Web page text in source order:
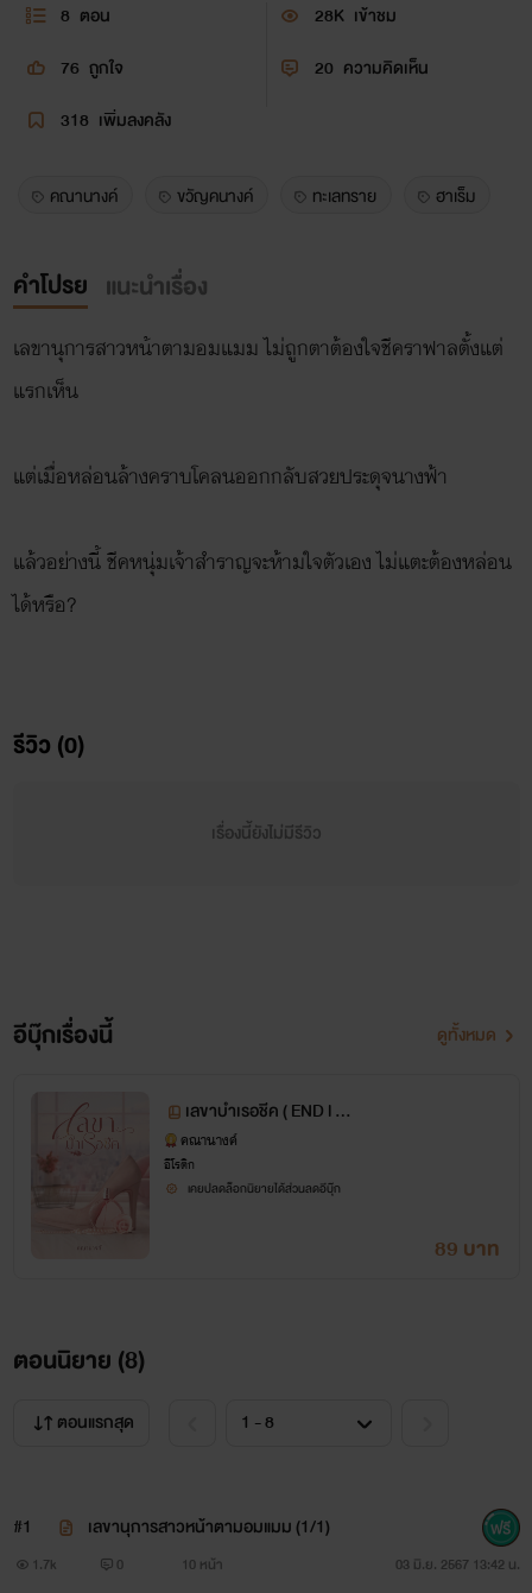
8 ตอน 28K เข้าชม
76 ถูกใจ 20 ความคิดเห็น
318 เพิ่มลงคลัง
คณานางค์ ขวัญคนางค์ ทะเลทราย ฮาเร็ม
คำโปรย แนะนำเรื่อง
เลขานุการสาวหน้าตามอมแมม ไม่ถูกตาต้องใจชีคราฟาลตั้งแต่
แรกเห็น
แต่เมื่อหล่อนล้างคราบโคลนออกกลับสวยประดุจนางฟ้า
แล้วอย่างนี้ ชีคหนุ่มเจ้าสำราญจะห้ามใจตัวเอง ไม่แตะต้องหล่อน
ได้หรือ?
รีวิว (0)
เรื่องนี้ยังไม่มีรีวิว
อีบุ๊กเรื่องนี้ ดูทั้งหมด
เลขาบำเรอชีค ( END l ติด
เหรียญ )
คณานางค์
อีโรติก
เคยปลดล็อกนิยายได้ส่วนลดอีบุ๊ก
89 บาท
ตอนนิยาย (8)
ตอนแรกสุด
#1 เลขานุการสาวหน้าตามอมแมม (1/1)
1.7k 0 10 หน้า 03 มิ.ย. 2567 13:42 น.